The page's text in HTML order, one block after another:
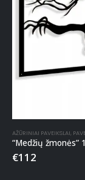
AŽŪRINIAI PAVEIKSLAI,
“Medžių žmonės”
€112